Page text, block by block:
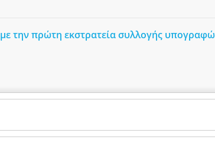
την πρώτη εκστρατεία συλλογής